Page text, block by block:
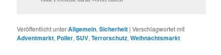
Veröffentlicht unterAllgemein,Sicherheit |Verschlagwortet mit
Adventmarkt, Poller,SUV,Terrorschutz,Weihnachtsmarkt